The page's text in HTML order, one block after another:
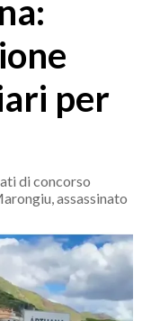
per
di concorso
assassinato